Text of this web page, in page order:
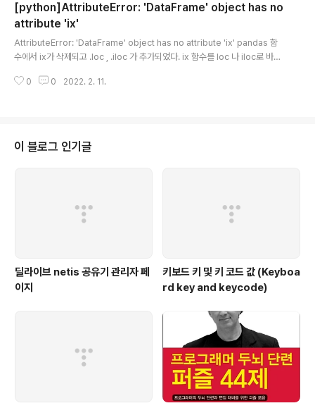
[python]AttributeError: 'DataFrame' object has no
attribute 'ix'
AttributeError: 'DataFrame' object has no attribute 'ix' pandas 함
수에서 ix가 삭제되고 .loc , .iloc 가 추가되었다. ix 함수를 loc 나 iloc로 바꿔
ndas doc 참고해 보도록 하자
0 0 2022. 2. 11.
이 블로그 인기글
딜라이브 netis 공유기 관리자 페
이지
키보드 키 및 키 코드 값 (Keyboa
rd key and keycode)